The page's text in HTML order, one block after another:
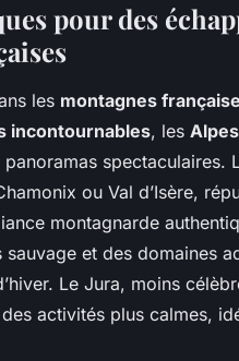
pour des
les montagnes
incontournables, les Alpes
spectaculaires.
ou Val d’Isère,
montagnarde
et des domaines
Le Jura, moins
activités plus calmes,